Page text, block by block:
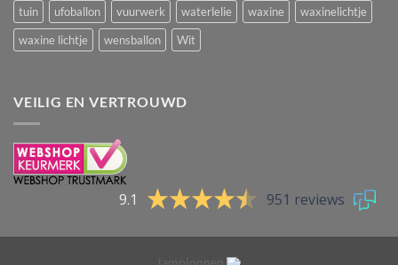
tuin
ufoballon vuurwerk waterlelie waxine
waxinelichtje
waxine lichtje
wensballon Wit
VEILIG EN VERTROUWD
9.1 951 reviews